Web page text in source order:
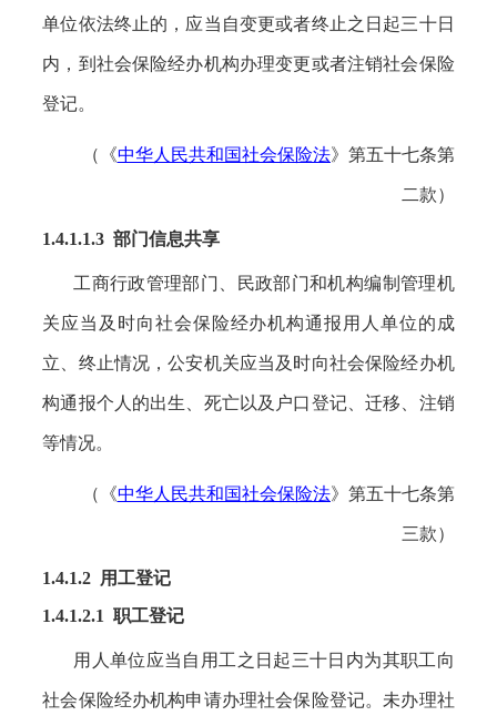
单位依法终止的，应当自变更或者终止之日起三十日
内，到社会保险经办机构办理变更或者注销社会保险
登记。
（《中华人民共和国社会保险法》第五十七条第
二款）
1.4.1.1.3 部门信息共享
工商行政管理部门、民政部门和机构编制管理机
关应当及时向社会保险经办机构通报用人单位的成
立、终止情况，公安机关应当及时向社会保险经办机
构通报个人的出生、死亡以及户口登记、迁移、注销
等情况。
（《中华人民共和国社会保险法》第五十七条第
三款）
1.4.1.2 用工登记
1.4.1.2.1 职工登记
用人单位应当自用工之日起三十日内为其职工向
社会保险经办机构申请办理社会保险登记。未办理社